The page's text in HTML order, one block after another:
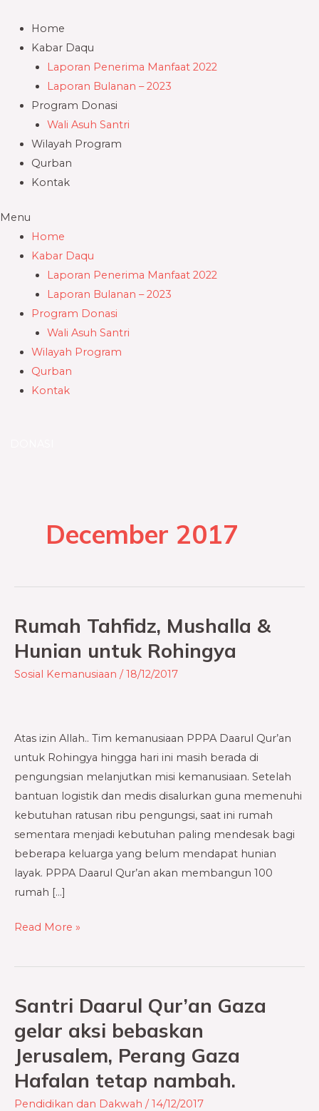
content
Home
Kabar Daqu
Laporan Penerima Manfaat 2022
Laporan Bulanan – 2023
Program Donasi
Wali Asuh Santri
Wilayah Program
Qurban
Kontak
Menu
Home
Kabar Daqu
Laporan Penerima Manfaat 2022
Laporan Bulanan – 2023
Program Donasi
Wali Asuh Santri
Wilayah Program
Qurban
Kontak
December 2017
Rumah Tahfidz, Mushalla &
Hunian untuk Rohingya
Sosial Kemanusiaan /18/12/2017
Atas izin Allah.. Tim kemanusiaan PPPA Daarul Qur’an
untuk Rohingya hingga hari ini masih berada di
pengungsian melanjutkan misi kemanusiaan. Setelah
bantuan logistik dan medis disalurkan guna memenuhi
kebutuhan ratusan ribu pengungsi, saat ini rumah
sementara menjadi kebutuhan paling mendesak bagi
beberapa keluarga yang belum mendapat hunian
layak. PPPA Daarul Qur’an akan membangun 100
rumah […]
Rumah
Mushalla
&
Rohingya
Read More »
Santri Daarul Qur’an Gaza
gelar aksi bebaskan
Jerusalem, Perang Gaza
Hafalan tetap nambah.
Pendidikan dan Dakwah /14/12/2017
Santri
Daarul
Qur’an
Gaza
gelar
aksi